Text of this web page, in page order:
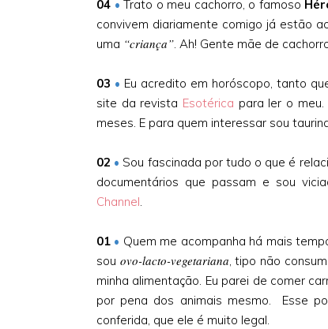
04 • Trato o meu cachorro, o famoso
convivem diariamente comigo já estão
uma “criança”. Ah! Gente mãe de
03 • Eu acredito em horóscopo, tanto
site da revista Esotérica para ler o
meses. E para quem interessar sou
02 • Sou fascinada por tudo o que é
documentários que passam e sou
Channel.
01 • Quem me acompanha há mais
sou ovo-lacto-vegetariana, tipo não
minha alimentação. Eu parei de comer
por pena dos animais mesmo. Esse
conferida, que ele é muito legal.